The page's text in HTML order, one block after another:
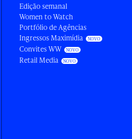
Edição semanal
Women to Watch
Portfólio de Agências
Ingressos Maximídia
Convites WW
Retail Media